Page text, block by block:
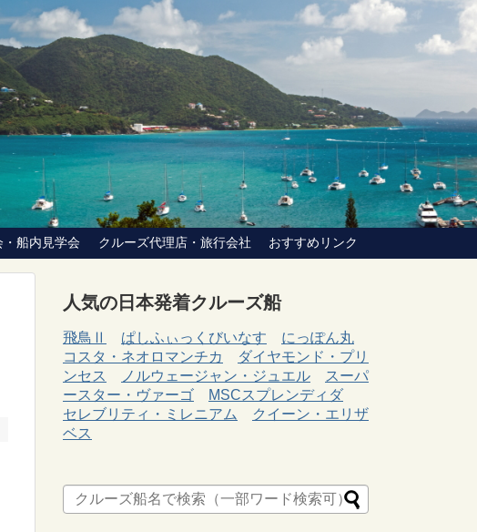
・船内見学会 クルーズ代理店・旅行会社 おすすめリンク
人気の日本発着クルーズ船
飛鳥Ⅱ ぱしふぃっくびいなす
にっぽん丸
コスタ・ネオロマンチカ
ダイヤモンド・プリ
ンセス
ノルウェージャン・ジュエル
スーパ
ースター・ヴァーゴ
MSCスプレンディダ
セレブリティ・ミレニアム
クイーン・エリザ
ベス